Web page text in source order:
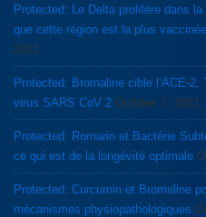
Protected: Le Delta prolifère dans
que cette région est la plus
2021
Protected: Bromaline cible l’ACE-
virus SARS CoV 2 October 2, 2021
Protected: Romarin et Bactérie
ce qui est de la longévité optimale
Protected: Curcumin et Bromeline
mécanismes physiopathologiques